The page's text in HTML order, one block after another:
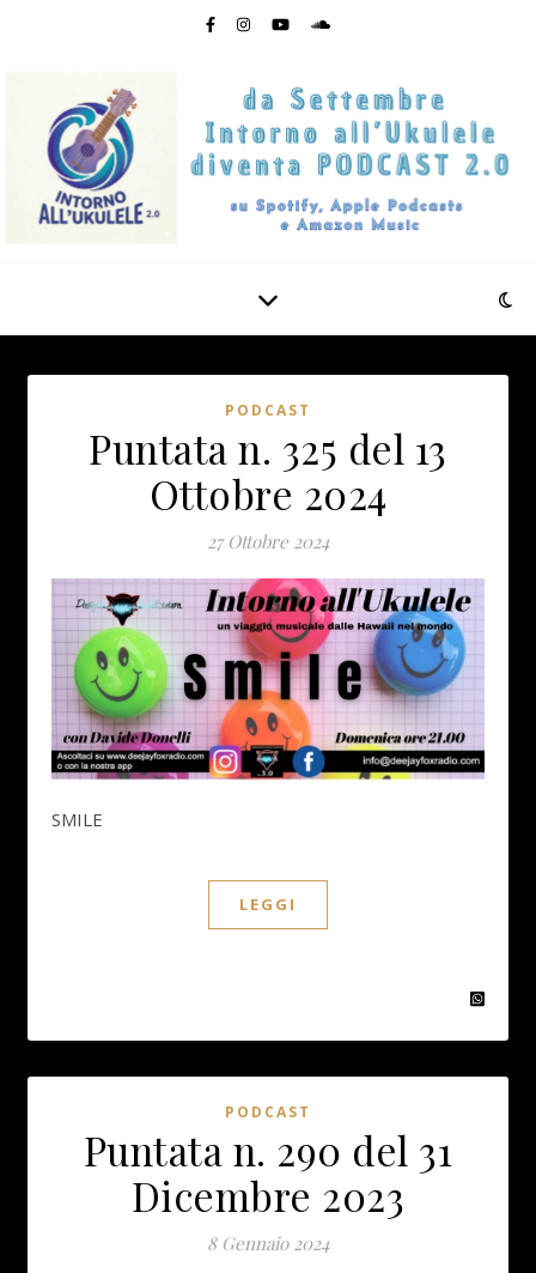
PODCAST
Puntata n. 325 del 13
Ottobre 2024
27 Ottobre 2024
SMILE
LEGGI
PODCAST
Puntata n. 290 del 31
Dicembre 2023
8 Gennaio 2024